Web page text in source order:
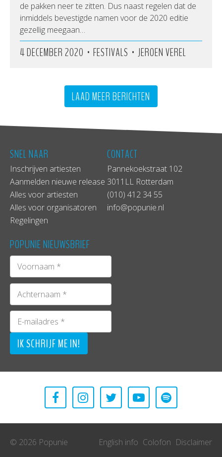
de pakken neer te zitten. Dus naast regelen dat de
inmiddels bevestigde namen voor de 2020 editie
gezellig meegaan…
4 DECEMBER 2020 • FESTIVALS • JEROEN VEREL
LAAD MEER BERICHTEN
SNEL NAAR
Inschrijven artiesten
Aanmelden nieuwe release
Alles voor artiesten
Alles voor organisatoren
Regelingen
CONTACT
Pannekoekstraat 102
3011LL Rotterdam
(010) 412 34 55
info@popunie.nl
POPUNIE NIEUWSBRIEF
© 2026 Popunie English info Colofon Disclaimer